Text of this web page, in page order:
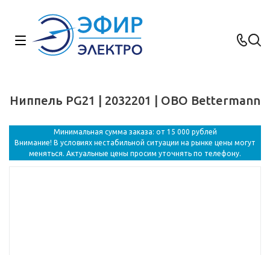
Ниппель PG21 | 2032201 | OBO Bettermann
Минимальная сумма заказа: от 15 000 рублей
Внимание! В условиях нестабильной ситуации на рынке цены могут
меняться. Актуальные цены просим уточнять по телефону.